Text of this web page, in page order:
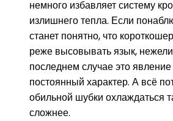
немного избавляет систему
излишнего тепла. Если
станет понятно, что
реже высовывать язык,
последнем случае это явление
постоянный характер. А всё
обильной шубки охлаждаться
сложнее.